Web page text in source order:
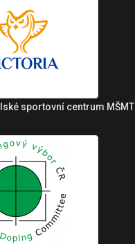
sportovní centrum MŠMT